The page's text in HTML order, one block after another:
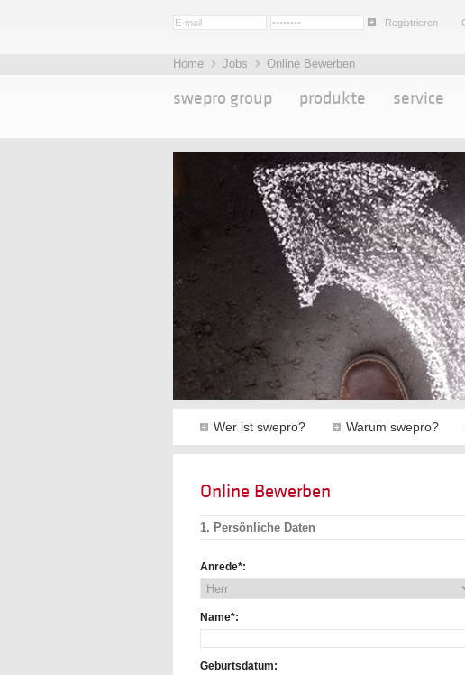
Registrieren
Home Jobs Online Bewerben
swepro group produkte service
Wer ist swepro? Warum swepro?
Online Bewerben
1. Persönliche Daten
Anrede*:
Name*:
Geburtsdatum: